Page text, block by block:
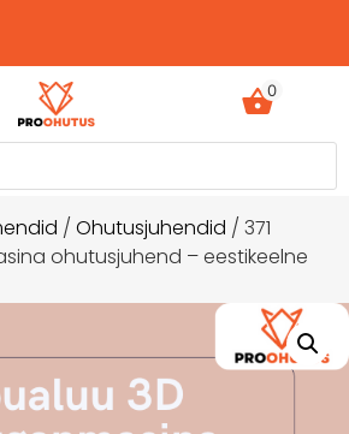
hetkel -50% soodustusega!
0
/ Ohutusjuhendid / 371
ohutusjuhend – eestikeelne